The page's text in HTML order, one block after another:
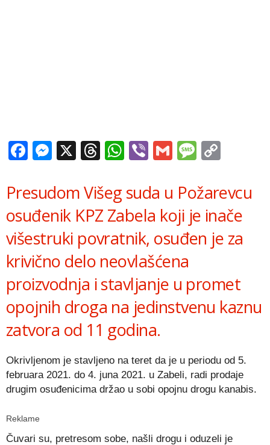
Facebook
Messenger
X Threads
WhatsApp
ViberGmail
Presudom Višeg suda u Požarevcu
osuđenik KPZ Zabela koji je inače
višestruki povratnik, osuđen je za
krivično delo neovlašćena
proizvodnja i stavljanje u promet
opojnih droga na jedinstvenu kaznu
zatvora od 11 godina.
Okrivljenom je stavljeno na teret da je u periodu od 5.
februara 2021. do 4. juna 2021. u Zabeli, radi prodaje
drugim osuđenicima držao u sobi opojnu drogu kanabis.
Reklame
Čuvari su, pretresom sobe, našli drogu i oduzeli je